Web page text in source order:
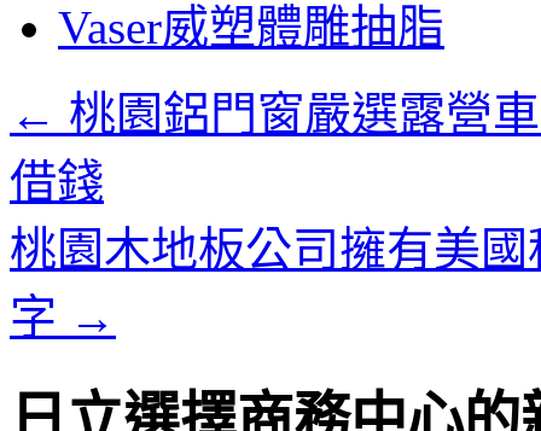
要
Vaser威塑體雕抽脂
← 桃園鋁門窗嚴選露營
借錢
桃園木地板公司擁有美
字 →